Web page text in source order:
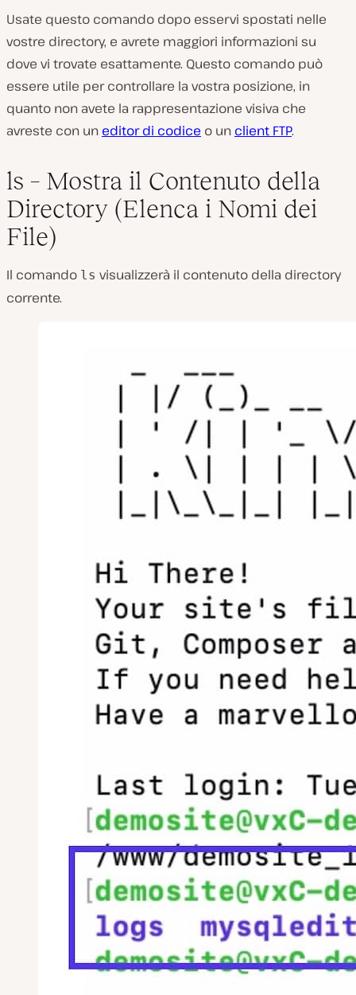
Usate questo comando dopo esservi spostati nelle
vostre directory, e avrete maggiori informazioni su
dove vi trovate esattamente. Questo comando può
essere utile per controllare la vostra posizione, in
quanto non avete la rappresentazione visiva che
avreste con un editor di codice o un client FTP.
ls – Mostra il Contenuto della
Directory (Elenca i Nomi dei
File)
Il comando ls visualizzerà il contenuto della directory
corrente.